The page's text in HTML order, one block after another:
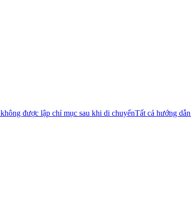
được lập chỉ mục sau khi di chuyểnTất cả hướng dẫn